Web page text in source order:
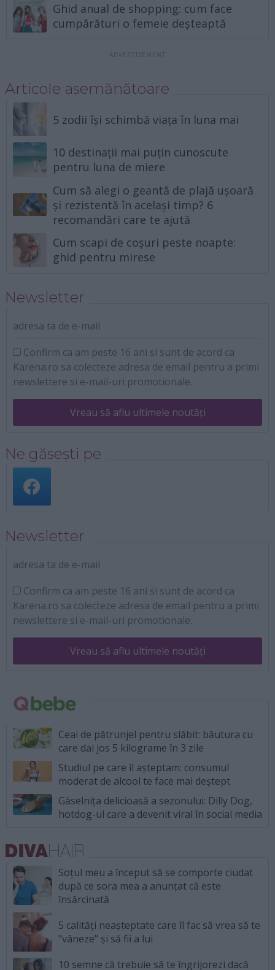
Ghid anual de shopping: cum face
cumpărături o femeie deșteaptă
Articole asemănătoare
5 zodii își schimbă viața în luna mai
10 destinații mai puțin cunoscute
pentru luna de miere
Cum să alegi o geantă de plajă ușoară
și rezistentă în același timp? 6
recomandări care te ajută
Cum scapi de coșuri peste noapte:
ghid pentru mirese
Newsletter
adresa ta de e-mail
Confirm ca am peste 16 ani si sunt de acord ca
Karena.ro sa colecteze adresa de email pentru a primi
newslettere si e-mail-uri promotionale.
Vreau să aflu ultimele noutăți
Ne găsești pe
Newsletter
adresa ta de e-mail
Confirm ca am peste 16 ani si sunt de acord ca
Karena.ro sa colecteze adresa de email pentru a primi
newslettere si e-mail-uri promotionale.
Vreau să aflu ultimele noutăți
Ceai de pătrunjel pentru slăbit: băutura cu
care dai jos 5 kilograme în 3 zile
Studiul pe care îl așteptam: consumul
moderat de alcool te face mai deștept
Găselnița delicioasă a sezonului: Dilly Dog,
hotdog-ul care a devenit viral în social media
Soțul meu a început să se comporte ciudat
după ce sora mea a anunțat că este
însărcinată
5 calități neașteptate care îl fac să vrea să te
"vâneze" și să fii a lui
10 semne că trebuie să te îngrijorezi dacă